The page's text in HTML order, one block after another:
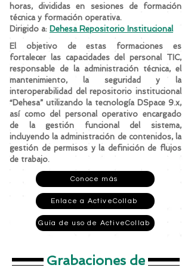
horas, divididas en sesiones de formación
técnica y formación operativa.
Dirigido a: Dehesa Repositorio Institucional
El objetivo de estas formaciones es
fortalecer las capacidades del personal TIC,
responsable de la administración técnica, el
mantenimiento, la seguridad y la
interoperabilidad del repositorio institucional
“Dehesa” utilizando la tecnología DSpace 9.x,
así como del personal operativo encargado
de la gestión funcional del sistema,
incluyendo la administración de contenidos, la
gestión de permisos y la definición de flujos
de trabajo.
Conoce más
Enlace a ActiveCollab
Guía de uso de ActiveCollab
Grabaciones de